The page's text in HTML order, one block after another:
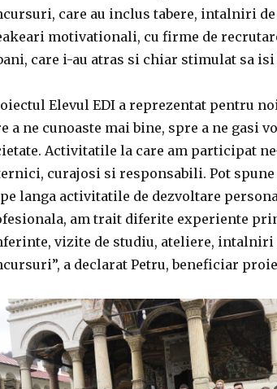
care au inclus tabere, intalniri
motivationali, cu firme de
care i-au atras si chiar stimulat sa isi
Elevul EDI a reprezentat pentru
a ne cunoaste mai bine, spre a ne gasi
Activitatile la care am participat
curajosi si responsabili. Pot
pe langa activitatile de dezvoltare
am trait diferite experiente
vizite de studiu, ateliere, intalniri
a declarat Petru, beneficiar